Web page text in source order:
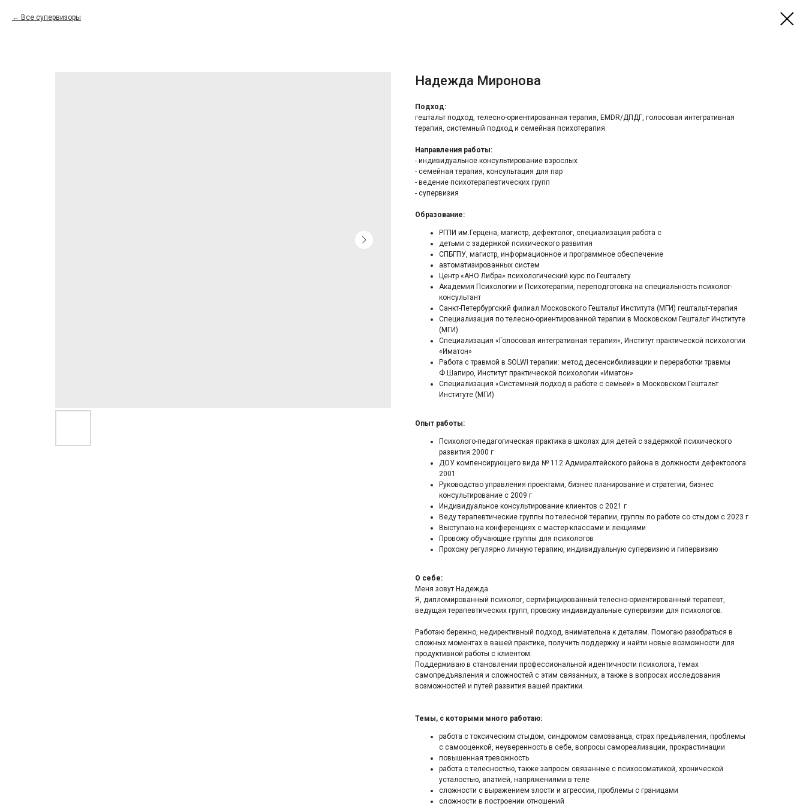
Все супервизоры
Надежда Миронова
Подход:
гештальт подход, телесно-ориентированная терапия, EMDR/ДПДГ, голосовая интегративная
терапия, системный подход и семейная психотерапия
Направления работы:
- индивидуальное консультирование взрослых
- семейная терапия, консультация для пар
- ведение психотерапевтических групп
- супервизия
Образование:
РГПИ им.Герцена, магистр, дефектолог, специализация работа с
детьми с задержкой психического развития
СПБГПУ, магистр, информационное и программное обеспечение
автоматизированных систем
Центр «АНО Либра» психологический курс по Гештальту
Академия Психологии и Психотерапии, переподготовка на специальность психолог-
консультант
Санкт-Петербургский филиал Московского Гештальт Института (МГИ) гештальт-терапия
Специализация по телесно-ориентированной терапии в Московском Гештальт Институте
(МГИ)
Специализация «Голосовая интегративная терапия», Институт практической психологии
«Иматон»
Работа с травмой в SOLWI терапии: метод десенсибилизации и переработки травмы
Ф.Шапиро, Институт практической психологии «Иматон»
Специализация «Системный подход в работе с семьей» в Московском Гештальт
Институте (МГИ)
Опыт работы:
Психолого-педагогическая практика в школах для детей с задержкой психического
развития 2000 г
ДОУ компенсирующего вида № 112 Адмиралтейского района в должности дефектолога
2001
Руководство управления проектами, бизнес планирование и стратегии, бизнес
консультирование с 2009 г
Индивидуальное консультирование клиентов с 2021 г
Веду терапевтические группы по телесной терапии, группы по работе со стыдом с 2023 г
Выступаю на конференциях с мастер-классами и лекциями
Провожу обучающие группы для психологов
Прохожу регулярно личную терапию, индивидуальную супервизию и гипервизию
О себе:
Меня зовут Надежда.
Я, дипломированный психолог, сертифицированный телесно-ориентированный терапевт,
ведущая терапевтических групп, провожу индивидуальные супервизии для психологов.
Работаю бережно, недирективный подход, внимательна к деталям. Помогаю разобраться в
сложных моментах в вашей практике, получить поддержку и найти новые возможности для
продуктивной работы с клиентом.
Поддерживаю в становлении профессиональной идентичности психолога, темах
самопредъявления и сложностей с этим связанных, а также в вопросах исследования
возможностей и путей развития вашей практики.
Темы, с которыми много работаю:
работа с токсическим стыдом, синдромом самозванца, страх предъявления, проблемы
с самооценкой, неуверенность в себе, вопросы самореализации, прокрастинации
повышенная тревожность
работа с телесностью, также запросы связанные с психосоматикой, хронической
усталостью, апатией, напряжениями в теле
сложности с выражением злости и агрессии, проблемы с границами
сложности в построении отношений